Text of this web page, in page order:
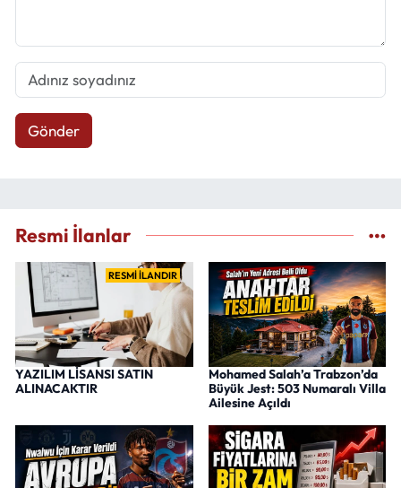
Gönder
Resmi İlanlar
RESMİ İLANDIR
YAZILIM LİSANSI SATIN
ALINACAKTIR
Mohamed Salah’a Trabzon’da
Büyük Jest: 503 Numaralı Villa
Ailesine Açıldı